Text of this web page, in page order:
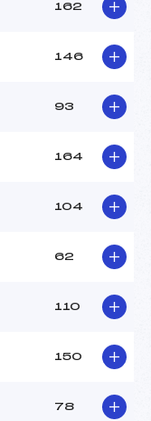
-2
51.8800
162
146
93
164
104
62
110
150
78